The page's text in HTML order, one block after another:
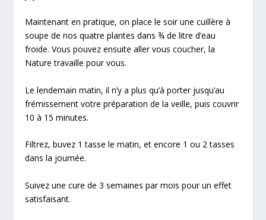
Maintenant en pratique, on place le soir une cuillère à
soupe de nos quatre plantes dans ¾ de litre d’eau
froide. Vous pouvez ensuite aller vous coucher, la
Nature travaille pour vous.
Le lendemain matin, il n’y a plus qu’à porter jusqu’au
frémissement votre préparation de la veille, puis couvrir
10 à 15 minutes.
Filtrez, buvez 1 tasse le matin, et encore 1 ou 2 tasses
dans la journée.
Suivez une cure de 3 semaines par mois pour un effet
satisfaisant.